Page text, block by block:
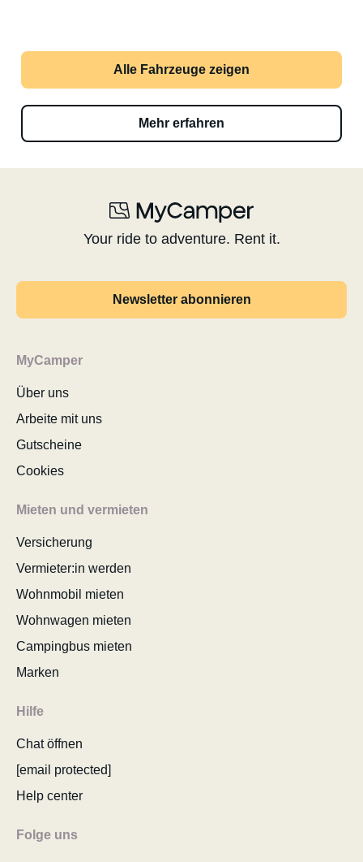
Alle Fahrzeuge zeigen
Mehr erfahren
Your ride to adventure. Rent it.
Newsletter abonnieren
MyCamper
Über uns
Arbeite mit uns
Gutscheine
Cookies
Mieten und vermieten
Versicherung
Vermieter:in werden
Wohnmobil mieten
Wohnwagen mieten
Campingbus mieten
Marken
Hilfe
Chat öffnen
[email protected]
Help center
Folge uns